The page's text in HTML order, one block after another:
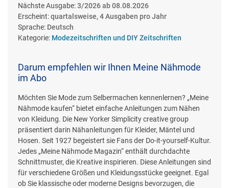
Nächste Ausgabe:3/2026 ab 08.08.2026
Erscheint:quartalsweise, 4 Ausgaben pro Jahr
Sprache: Deutsch
Kategorie: Modezeitschriften und DIY Zeitschriften
Darum empfehlen wir Ihnen Meine Nähmode
im Abo
Möchten Sie Mode zum Selbermachen kennenlernen? „Meine
Nähmode kaufen“ bietet einfache Anleitungen zum Nähen
von Kleidung. Die New Yorker Simplicity creative group
präsentiert darin Nähanleitungen für Kleider, Mäntel und
Hosen. Seit 1927 begeistert sie Fans der Do-it-yourself-Kultur.
Jedes „Meine Nähmode Magazin“ enthält durchdachte
Schnittmuster, die Kreative inspirieren. Diese Anleitungen sind
für verschiedene Größen und Kleidungsstücke geeignet. Egal
ob Sie klassische oder moderne Designs bevorzugen, die